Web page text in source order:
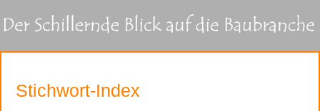
Stichwort-Index